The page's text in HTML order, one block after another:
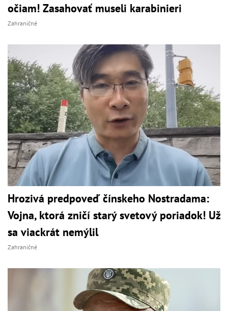
očiam! Zasahovať museli karabinieri
Zahraničné
Hrozivá predpoveď čínskeho Nostradama:
Vojna, ktorá zničí starý svetový poriadok! Už
sa viackrát nemýlil
Zahraničné